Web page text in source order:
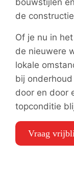
bouwstijlen
de
Of je nu in
de nieuwere
lokale
bij
door en door
topconditie
Vraag